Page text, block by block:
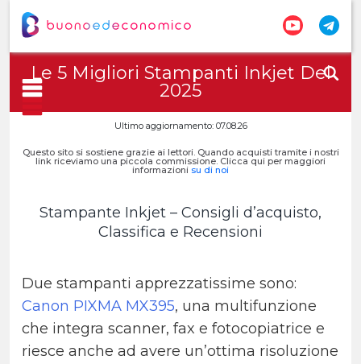
Le 5 Migliori Stampanti Inkjet Del
2025
Ultimo aggiornamento: 07.08.26
Questo sito si sostiene grazie ai lettori. Quando acquisti tramite i nostri
link riceviamo una piccola commissione. Clicca qui per maggiori
informazioni su di noi
Stampante Inkjet – Consigli d’acquisto,
Classifica e Recensioni
Due stampanti apprezzatissime sono:
Canon PIXMA MX395, una multifunzione
che integra scanner, fax e fotocopiatrice e
riesce anche ad avere un’ottima risoluzione